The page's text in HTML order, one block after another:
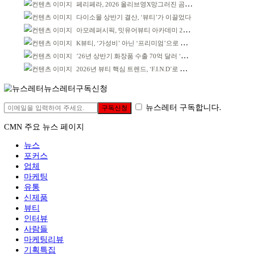
페리페라, 2026 올리브영X망그러진 곰 콜라보
다이소몰 상반기 결산, ‘뷰티’가 이끌었다
아모레퍼시픽, 밋유어뷰티 아카데미 2기 발대식
K뷰티, ‘가성비’ 아닌 ‘프리미엄’으로 승부걸어야
’26년 상반기 화장품 수출 70억 달러 ‘역대 최고’
2026년 뷰티 핵심 트렌드, ‘F.I.N.D’로 읽는다
뉴스레터구독신청
구독신청 뉴스레터 구독합니다.
CMN 주요 뉴스 페이지
뉴스
포커스
업체
마케팅
유통
신제품
뷰티
인터뷰
사람들
마케팅리뷰
기획특집